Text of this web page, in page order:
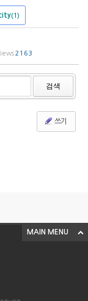
(1)
2163
검색
쓰기
MAIN MENU